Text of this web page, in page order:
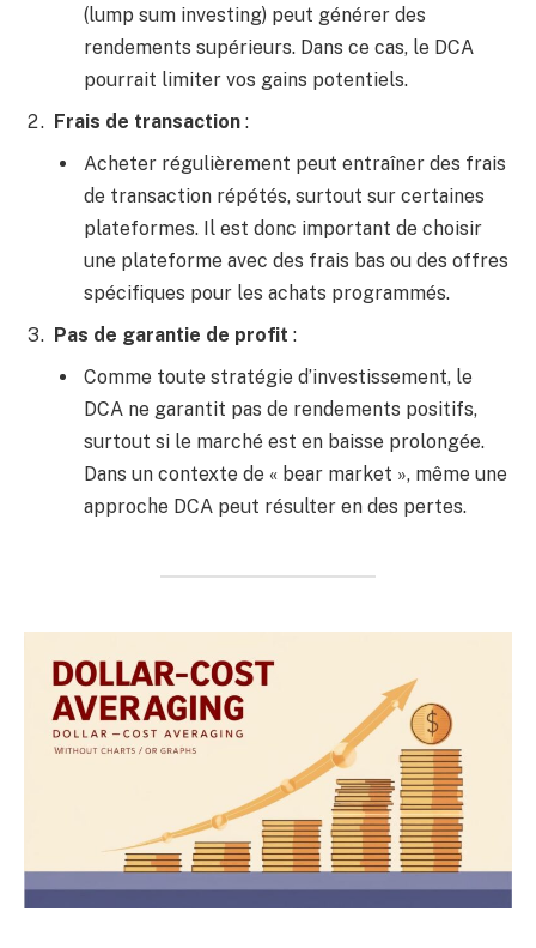
(lump sum investing) peut générer des
rendements supérieurs. Dans ce cas, le DCA
pourrait limiter vos gains potentiels.
Frais de transaction :
Acheter régulièrement peut entraîner des frais
de transaction répétés, surtout sur certaines
plateformes. Il est donc important de choisir
une plateforme avec des frais bas ou des offres
spécifiques pour les achats programmés.
Pas de garantie de profit :
Comme toute stratégie d’investissement, le
DCA ne garantit pas de rendements positifs,
surtout si le marché est en baisse prolongée.
Dans un contexte de « bear market », même une
approche DCA peut résulter en des pertes.